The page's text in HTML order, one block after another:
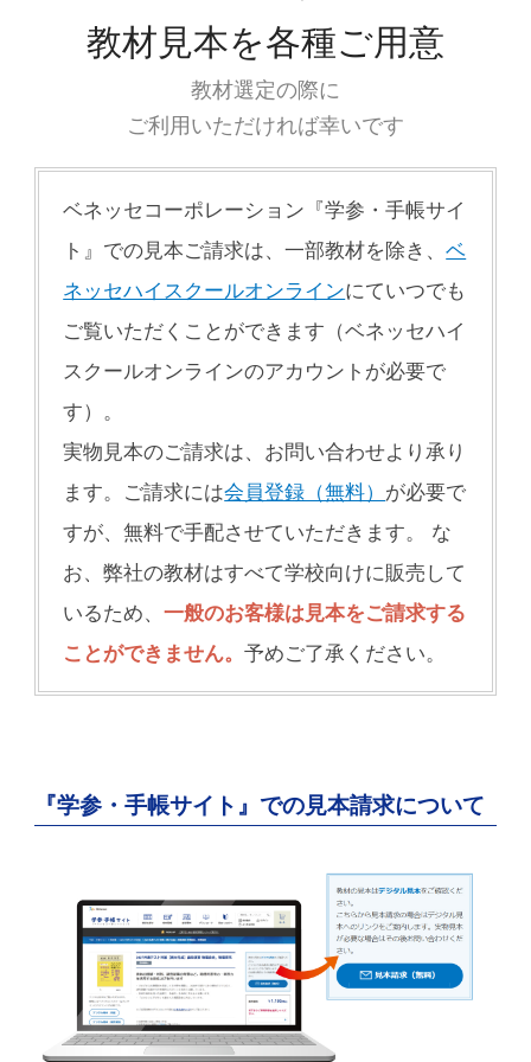
教材見本を各種ご用意
教材選定の際に
ご利用いただければ幸いです
ベネッセコーポレーション『学参・手帳サイ
ト』での見本ご請求は、一部教材を除き、ベ
ネッセハイスクールオンラインにていつでも
ご覧いただくことができます（ベネッセハイ
スクールオンラインのアカウントが必要で
す）。
実物見本のご請求は、お問い合わせより承り
ます。ご請求には会員登録（無料） が必要で
すが、無料で手配させていただきます。 な
お、弊社の教材はすべて学校向けに販売して
いるため、一般のお客様は見本をご請求する
ことができません。予めご了承ください。
『学参・手帳サイト』での見本請求について